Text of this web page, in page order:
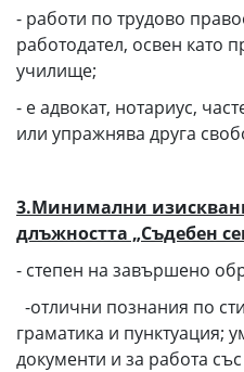
- работи по трудово
работодател, освен като
училище;
- е адвокат, нотариус,
или упражнява друга
3.Минимални
длъжността „Съдебен
- степен на завършено
-отлични познания по
граматика и пунктуация;
документи и за работа